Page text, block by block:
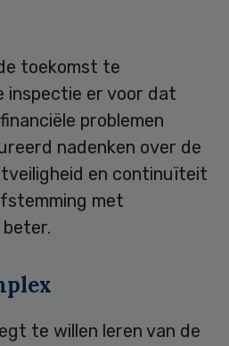
toekomst te
inspectie er voor dat
problemen
nadenken over de
en continuïteit
met
te willen leren van de